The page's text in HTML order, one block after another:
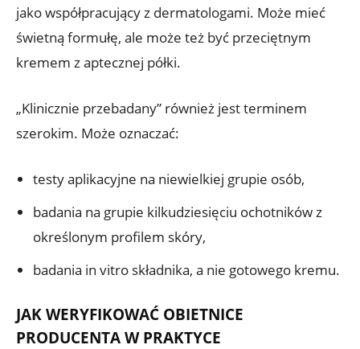
jako współpracujący z dermatologami. Może mieć
świetną formułę, ale może też być przeciętnym
kremem z aptecznej półki.
„Klinicznie przebadany” również jest terminem
szerokim. Może oznaczać:
testy aplikacyjne na niewielkiej grupie osób,
badania na grupie kilkudziesięciu ochotników z
określonym profilem skóry,
badania in vitro składnika, a nie gotowego kremu.
JAK WERYFIKOWAĆ OBIETNICE
PRODUCENTA W PRAKTYCE